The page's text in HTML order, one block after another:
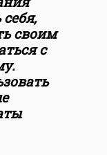
своим
с